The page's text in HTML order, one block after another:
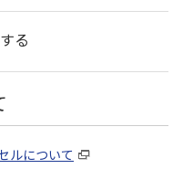
る
ルについて